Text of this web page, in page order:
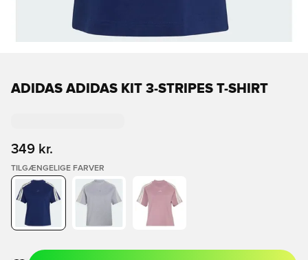
ADIDAS ADIDAS KIT 3-STRIPES T-SHIRT
349 kr.
TILGÆNGELIGE FARVER